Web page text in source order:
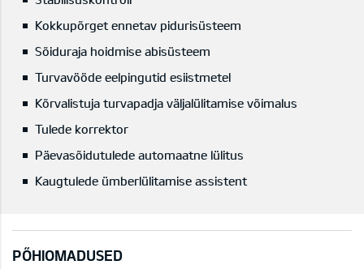
Kokkupõrget ennetav pidurisüsteem
Sõiduraja hoidmise abisüsteem
Turvavööde eelpingutid esiistmetel
Kõrvalistuja turvapadja väljalülitamise võimalus
Tulede korrektor
Päevasõidutulede automaatne lülitus
Kaugtulede ümberlülitamise assistent
PÕHIOMADUSED